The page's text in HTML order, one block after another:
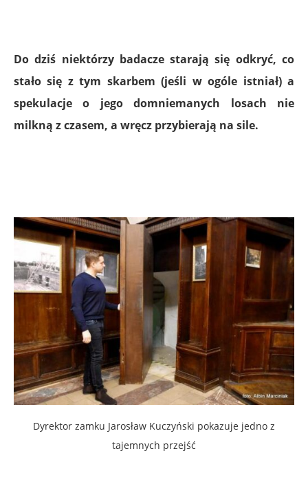
Do dziś niektórzy badacze starają się odkryć, co
stało się z tym skarbem (jeśli w ogóle istniał) a
spekulacje o jego domniemanych losach nie
milkną z czasem, a wręcz przybierają na sile.
Dyrektor zamku Jarosław Kuczyński pokazuje jedno z
tajemnych przejść